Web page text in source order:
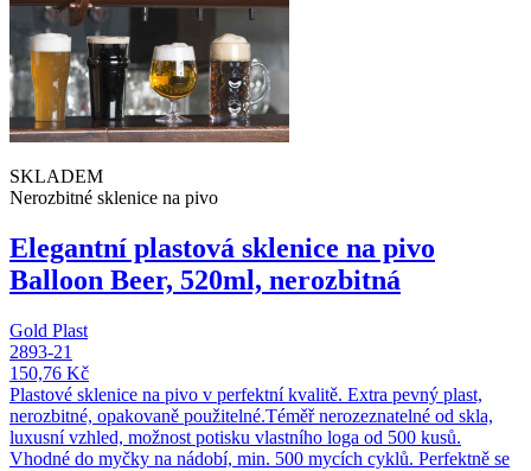
SKLADEM
Nerozbitné sklenice na pivo
Elegantní plastová sklenice na pivo
Balloon Beer, 520ml, nerozbitná
Gold Plast
2893-21
150,76 Kč
Plastové sklenice na pivo v perfektní kvalitě. Extra pevný plast,
nerozbitné, opakovaně použitelné.Téměř nerozeznatelné od skla,
luxusní vzhled, možnost potisku vlastního loga od 500 kusů.
Vhodné do myčky na nádobí, min. 500 mycích cyklů. Perfektně se